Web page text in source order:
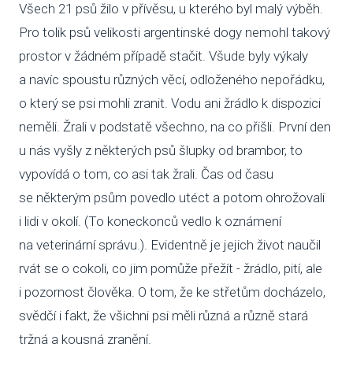
DORB
Všech 21 psů žilo v přívěsu, u kterého byl malý výběh.
Pro tolik psů velikosti argentinské dogy nemohl takový
prostor v žádném případě stačit. Všude byly výkaly
a navíc spoustu různých věcí, odloženého nepořádku,
o který se psi mohli zranit. Vodu ani žrádlo k dispozici
neměli. Žrali v podstatě všechno, na co přišli. První den
u nás vyšly z některých psů šlupky od brambor, to
vypovídá o tom, co asi tak žrali. Čas od času
se některým psům povedlo utéct a potom ohrožovali
i lidi v okolí. (To koneckonců vedlo k oznámení
na veterinární správu.). Evidentně je jejich život naučil
rvát se o cokoli, co jim pomůže přežít - žrádlo, pití, ale
i pozornost člověka. O tom, že ke střetům docházelo,
svědčí i fakt, že všichni psi měli různá a různě stará
tržná a kousná zranění.